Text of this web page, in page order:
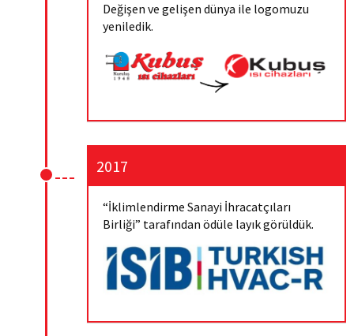
Değişen ve gelişen dünya ile logomuzu
yeniledik.
2017
“İklimlendirme Sanayi İhracatçıları
Birliği” tarafından ödüle layık görüldük.